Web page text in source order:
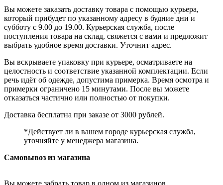
Вы можете заказать доставку товара с помощью курьера,
который прибудет по указанному адресу в будние дни и
субботу с 9.00 до 19.00. Курьерская служба, после
поступления товара на склад, свяжется с вами и предложит
выбрать удобное время доставки. Уточнит адрес.
Вы вскрываете упаковку при курьере, осматриваете на
целостность и соответствие указанной комплектации. Если
речь идёт об одежде, допустима примерка. Время осмотра и
примерки ограничено 15 минутами. После вы можете
отказаться частично или полностью от покупки.
Доставка бесплатна при заказе от 3000 рублей.
*Действует ли в вашем городе курьерская служба,
уточняйте у менеджера магазина.
Самовывоз из магазина
Вы можете забрать товар в одном из магазинов,